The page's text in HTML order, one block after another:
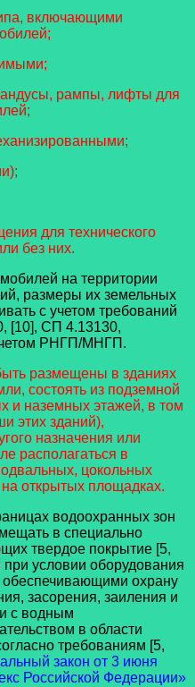
включающими
рампы, лифты для
для технического
без них.
на территории
размеры их земельных
с учетом требований
[10], СП 4.13130,
РНГП/МНГП.
размещены в зданиях
состоять из подземной
и наземных этажей, в том
этих зданий),
назначения или
располагаться в
цокольных
открытых площадках.
водоохранных зон
в специально
твердое покрытие [5,
при условии оборудования
обеспечивающими охрану
засорения, заиления и
с водным
в области
требованиям [5,
закон от 3 июня
Российской Федерации»